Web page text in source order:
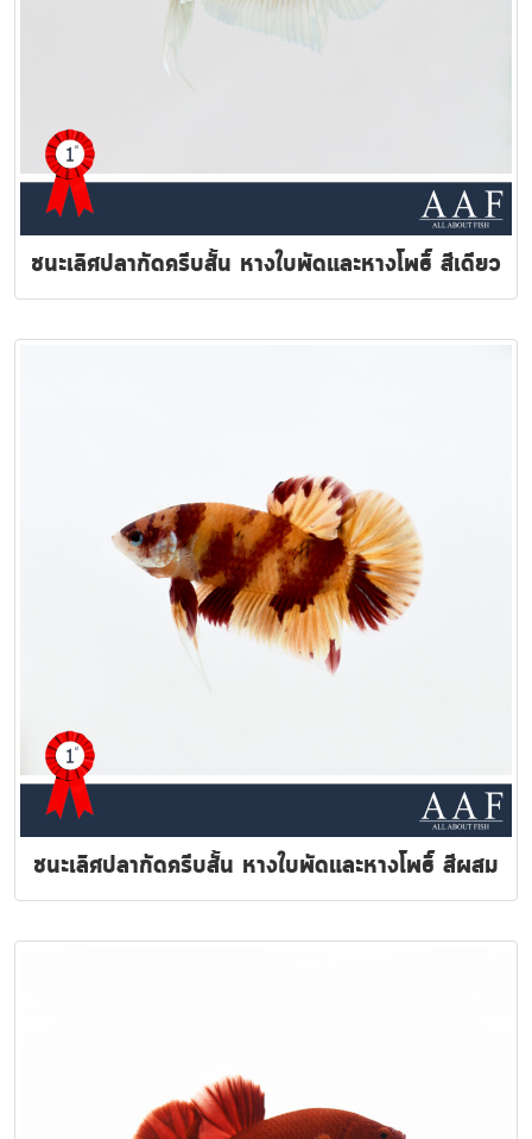
ชนะเลิศปลากัดครีบสั้น หางใบพัดและหางโพธิ์ สีเดียว
ชนะเลิศปลากัดครีบสั้น หางใบพัดและหางโพธิ์ สีผสม